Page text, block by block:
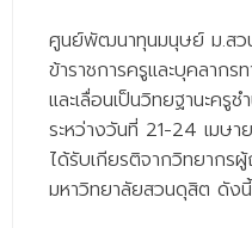
- - อุตสาหกรรมชีวภาพเพื่อธุรกิจ
- ศึกษาศาสตรบัณฑิต
- - วิทยาศาสตร์ทั่วไป
- เทคโนโลยีบัณฑิต
ศูนย์พัฒนาทุนมนุษย์ ม.ส
ข้าราชการครูและบุคลาก
และเลื่อนเป็นวิทยฐานะครู
ระหว่างวันที่ 21-24 เมษ
ได้รับเกียรติจากวิทยากร
มหาวิทยาลัยสวนดุสิต ดังนี้